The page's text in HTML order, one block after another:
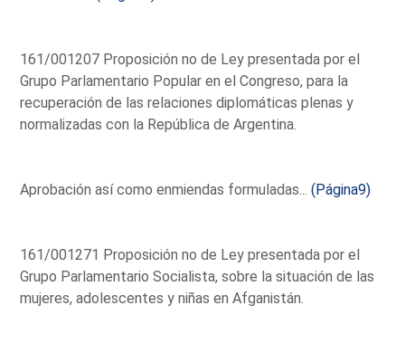
161/001207 Proposición no de Ley presentada por el
Grupo Parlamentario Popular en el Congreso, para la
recuperación de las relaciones diplomáticas plenas y
normalizadas con la República de Argentina.
Aprobación así como enmiendas formuladas...(Página9)
161/001271 Proposición no de Ley presentada por el
Grupo Parlamentario Socialista, sobre la situación de las
mujeres, adolescentes y niñas en Afganistán.